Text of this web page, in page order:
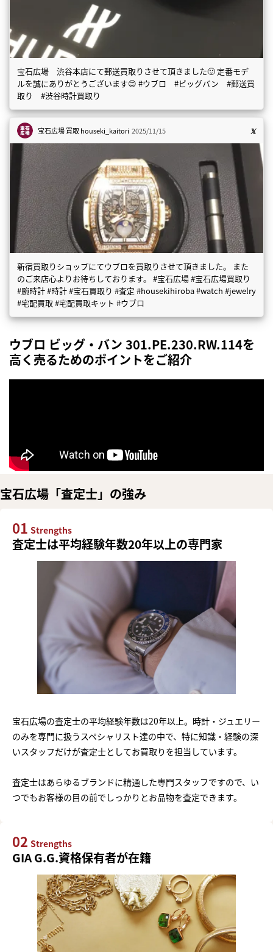
宝石広場 渋谷本店にて郵送買取りさせて頂きました🙂 定番モデ
ルを誠にありがとうございます😊 #ウブロ #ビッグバン #郵送買
取り #渋谷時計買取り
宝石広場 買取houseki_kaitori 2025/11/15
新宿買取りショップにてウブロを買取りさせて頂きました。 また
のご来店心よりお待ちしております。 #宝石広場 #宝石広場買取り
#腕時計 #時計 #宝石買取り #査定 #housekihiroba #watch #jewelry
#宅配買取 #宅配買取キット #ウブロ
ウブロ ビッグ・バン 301.PE.230.RW.114を
高く売るためのポイントをご紹介
宝石広場「査定士」の強み
01 Strengths
査定士は平均経験年数20年以上の専門家
宝石広場の査定士の平均経験年数は20年以上。時計・ジュエリー
のみを専門に扱うスペシャリスト達の中で、特に知識・経験の深
いスタッフだけが査定士としてお買取りを担当しています。
査定士はあらゆるブランドに精通した専門スタッフですので、い
つでもお客様の目の前でしっかりとお品物を査定できます。
02 Strengths
GIA G.G.資格保有者が在籍